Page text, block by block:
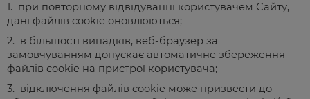
1. при повторному відвідуванні користувачем Сайту,
дані файлів cookie оновлюються;
2. в більшості випадків, веб-браузер за
замовчуванням допускає автоматичне збереження
файлів cookie на пристрої користувача;
3. відключення файлів cookie може призвести до